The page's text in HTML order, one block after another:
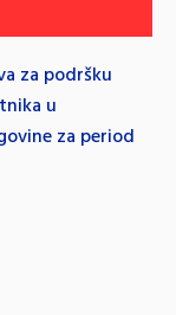
za podršku
u
za period